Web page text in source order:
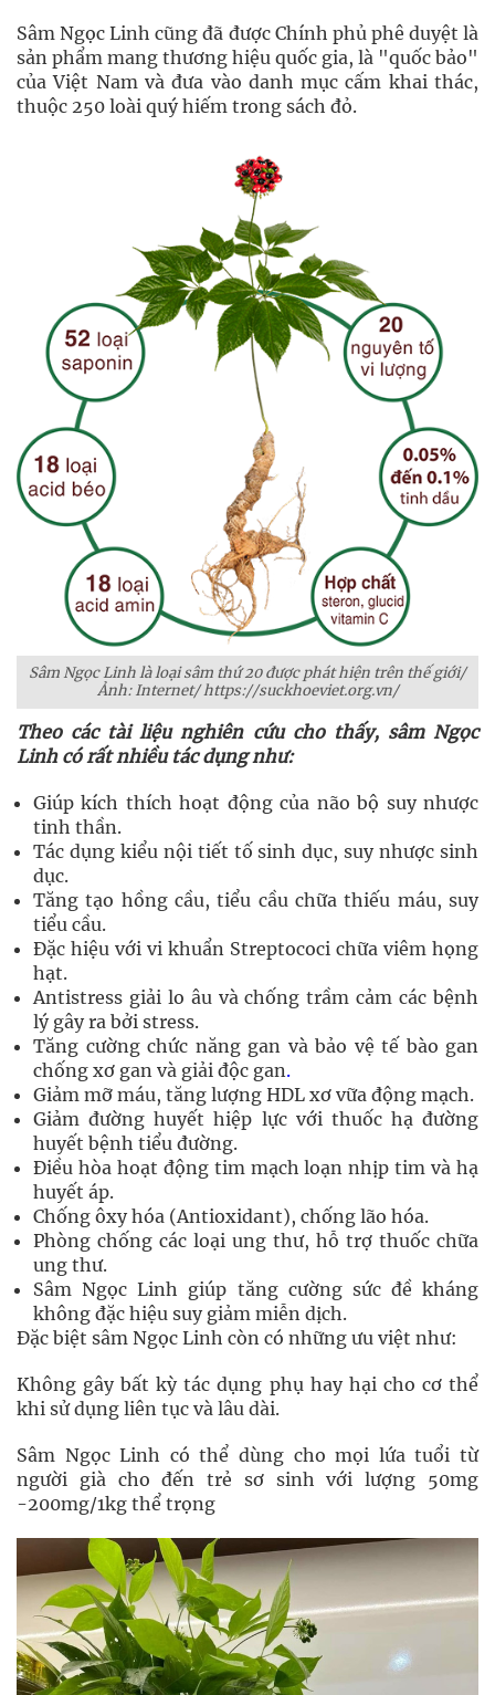
Sâm Ngọc Linh cũng đã được Chính phủ phê duyệt là
sản phẩm mang thương hiệu quốc gia, là "quốc bảo"
của Việt Nam và đưa vào danh mục cấm khai thác,
thuộc 250 loài quý hiếm trong sách đỏ.
Sâm Ngọc Linh là loại sâm thứ 20 được phát hiện trên thế giới/
Ảnh: Internet/ https://suckhoeviet.org.vn/
Theo các tài liệu nghiên cứu cho thấy, sâm Ngọc
Linh có rất nhiều tác dụng như:
Giúp kích thích hoạt động của não bộ suy nhược
tinh thần.
Tác dụng kiểu nội tiết tố sinh dục, suy nhược sinh
dục.
Tăng tạo hồng cầu, tiểu cầu chữa thiếu máu, suy
tiểu cầu.
Đặc hiệu với vi khuẩn Streptococi chữa viêm họng
hạt.
Antistress giải lo âu và chống trầm cảm các bệnh
lý gây ra bởi stress.
Tăng cường chức năng gan và bảo vệ tế bào gan
chống xơ gan và giải độc gan.
Giảm mỡ máu, tăng lượng HDL xơ vữa động mạch.
Giảm đường huyết hiệp lực với thuốc hạ đường
huyết bệnh tiểu đường.
Điều hòa hoạt động tim mạch loạn nhịp tim và hạ
huyết áp.
Chống ôxy hóa (Antioxidant), chống lão hóa.
Phòng chống các loại ung thư, hỗ trợ thuốc chữa
ung thư.
Sâm Ngọc Linh giúp tăng cường sức đề kháng
không đặc hiệu suy giảm miễn dịch.
Đặc biệt sâm Ngọc Linh còn có những ưu việt như:
Không gây bất kỳ tác dụng phụ hay hại cho cơ thể
khi sử dụng liên tục và lâu dài.
Sâm Ngọc Linh có thể dùng cho mọi lứa tuổi từ
người già cho đến trẻ sơ sinh với lượng 50mg
-200mg/1kg thể trọng